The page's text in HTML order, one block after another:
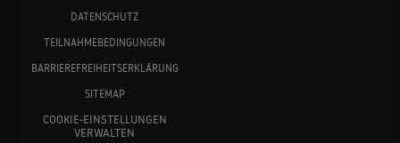
DATENSCHUTZ
TEILNAHMEBEDINGUNGEN
BARRIEREFREIHEITSERKLÄRUNG
SITEMAP
COOKIE-EINSTELLUNGEN
VERWALTEN